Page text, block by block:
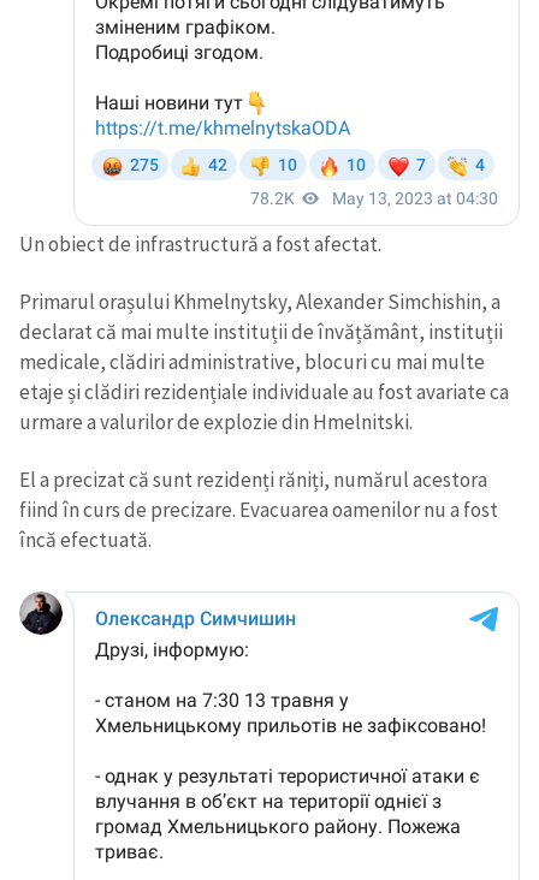
Un obiect de infrastructură a fost afectat.
Primarul orașului Khmelnytsky, Alexander Simchishin, a
declarat că mai multe instituții de învățământ, instituții
medicale, clădiri administrative, blocuri cu mai multe
etaje și clădiri rezidențiale individuale au fost avariate ca
urmare a valurilor de explozie din Hmelnitski.
El a precizat că sunt rezidenți răniți, numărul acestora
fiind în curs de precizare. Evacuarea oamenilor nu a fost
încă efectuată.